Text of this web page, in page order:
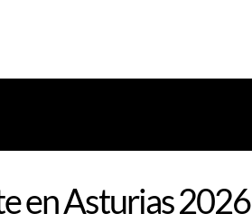
en Asturias 2026